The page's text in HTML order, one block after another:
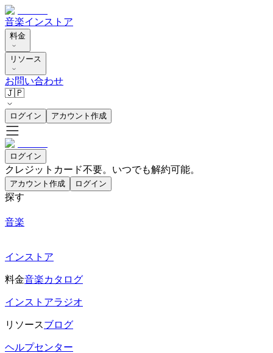
音楽インストア
料金
リソース
お問い合わせ
🇯🇵
ログイン アカウント作成
ログイン
クレジットカード不要。いつでも解約可能。
アカウント作成 ログイン
探す
音楽
インストア
料金音楽カタログ
インストアラジオ
リソースブログ
ヘルプセンター